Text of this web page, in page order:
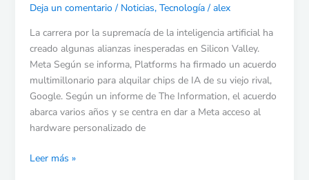
Deja un comentario / Noticias, Tecnología/ alex
La carrera por la supremacía de la inteligencia artificial ha
creado algunas alianzas inesperadas en Silicon Valley.
Meta Según se informa, Platforms ha firmado un acuerdo
multimillonario para alquilar chips de IA de su viejo rival,
Google. Según un informe de The Information, el acuerdo
abarca varios años y se centra en dar a Meta acceso al
hardware personalizado de
Google
en
un
acuerdo
de
TPU
de
de
Leer más »